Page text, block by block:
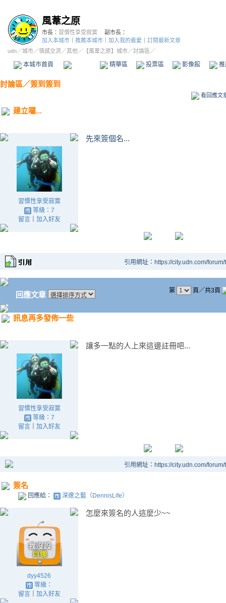
風葦之原
市長： 習慣性享受寂寞
副市長：
加入本城市
推薦本城市 加入我的最愛
訂閱最新文章
udn／城市／情感交流／其他 ／ 【風葦之原】城市／討論區／
本城市首頁 精華區 投票區 影像館
討論區／簽到簽到
看回應文
建立囉...
習慣性享受寂寞
等級：7
留言｜ 加入好友
先來簽個名...
引用網址：https://city.udn.com/
回應文章 第 頁／共3頁
訊息再多發佈一些
習慣性享受寂寞
等級：7
留言｜ 加入好友
讓多一點的人上來這邊註冊吧...
引用網址：https://city.udn.com/
簽名
回應給： 深邃之藍（DennisLife）
dyy4526
等級：
留言｜ 加入好友
怎麼來簽名的人這麼少~~